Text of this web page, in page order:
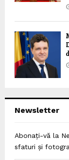
Newsletter
Abonați-vă la
sfaturi și